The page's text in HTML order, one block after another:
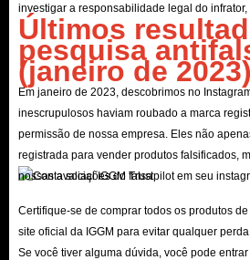
investigar a responsabilidade legal do infrator,
Últimos
pesquisa
(janeiro de
Em janeiro de 2023, descobrimos no
inescrupulosos haviam roubado a marca
permissão de nossa empresa. Eles não
registrada para vender produtos falsificados,
nossas avaliações do Trustpilot em seu
Certifique-se de comprar todos os produtos
site oficial da IGGM para evitar qualquer perda.
Se você tiver alguma dúvida, você pode